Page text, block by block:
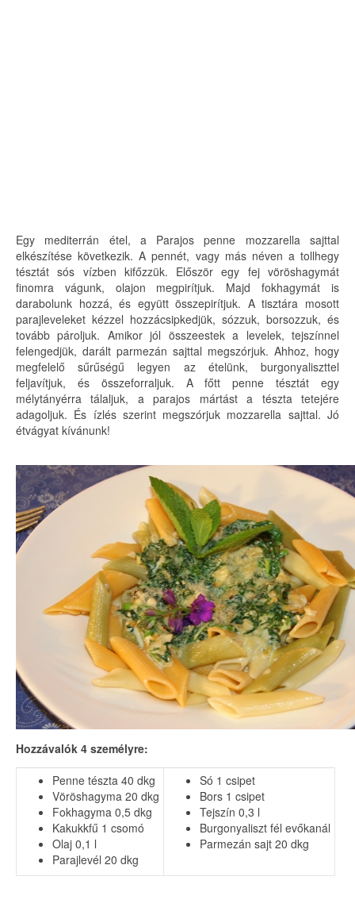
Egy mediterrán étel, a Parajos penne mozzarella sajttal
elkészítése következik. A pennét, vagy más néven a tollhegy
tésztát sós vízben kifőzzük. Először egy fej vöröshagymát
finomra vágunk, olajon megpirítjuk. Majd fokhagymát is
darabolunk hozzá, és együtt összepirítjuk. A tisztára mosott
parajleveleket kézzel hozzácsipkedjük, sózzuk, borsozzuk, és
tovább pároljuk. Amikor jól összeestek a levelek, tejszínnel
felengedjük, darált parmezán sajttal megszórjuk. Ahhoz, hogy
megfelelő sűrűségű legyen az ételünk, burgonyaliszttel
feljavítjuk, és összeforraljuk. A főtt penne tésztát egy
mélytányérra tálaljuk, a parajos mártást a tészta tetejére
adagoljuk. És ízlés szerint megszórjuk mozzarella sajttal. Jó
étvágyat kívánunk!
Hozzávalók 4 személyre:
Penne tészta 40 dkg
Vöröshagyma 20 dkg
Fokhagyma 0,5 dkg
Kakukkfű 1 csomó
Olaj 0,1 l
Parajlevél 20 dkg
Só 1 csipet
Bors 1 csipet
Tejszín 0,3 l
Burgonyaliszt fél evőkanál
Parmezán sajt 20 dkg